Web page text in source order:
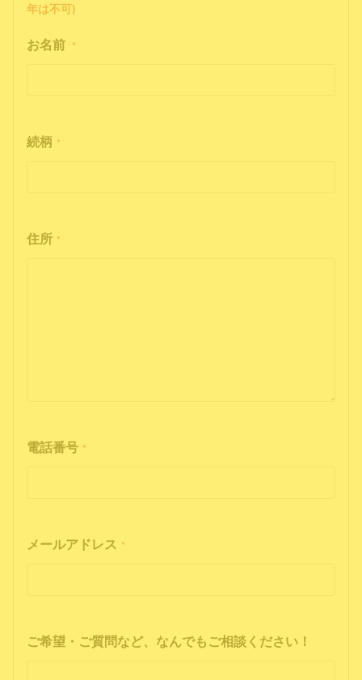
年は不可)
お名前 *
続柄 *
住所 *
電話番号 *
メールアドレス *
ご希望・ご質問など、なんでもご相談ください！